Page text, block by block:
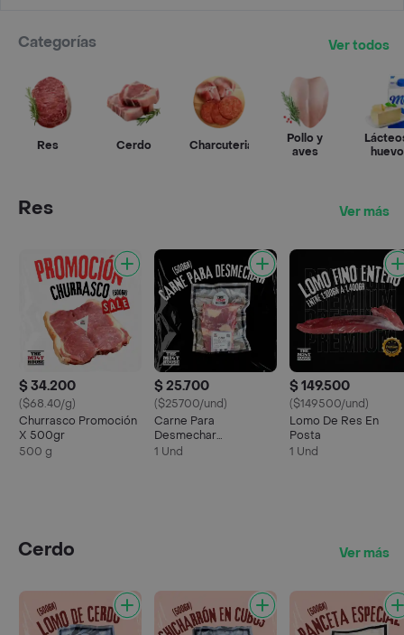
Categorías Ver todos
Res Cerdo Charcuteria
Pollo y
aves
Res Ver más
$ 34.200
($68.40/g)
Churrasco Promoción
X 500gr
500 g
$ 25.700
($25700/und)
Carne Para
Desmechar
(sobrebarriga)
1 Und
$ 149.500
($149500/und)
Lomo De Res En
Posta
1 Und
Cerdo Ver más